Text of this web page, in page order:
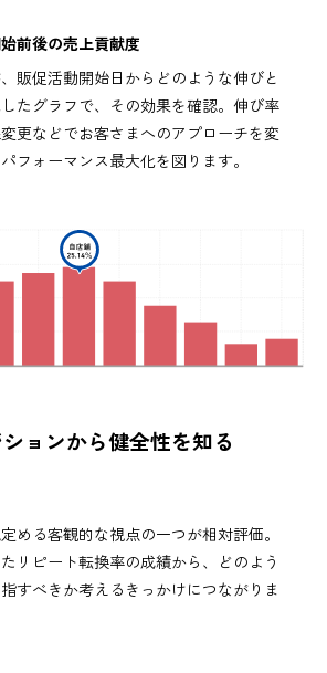
前後の売上貢献度
販促活動開始日からどのような伸びと
たグラフで、その効果を確認。伸び率
更などでお客さまへのアプローチを変
フォーマンス最大化を図ります。
ョンから健全性を知る
める客観的な視点の一つが相対評価。
リピート転換率の成績から、どのよう
すべきか考えるきっかけにつながりま